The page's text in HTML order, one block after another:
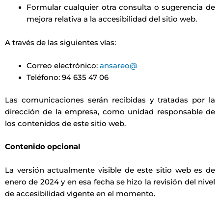
Formular cualquier otra consulta o sugerencia de
mejora relativa a la accesibilidad del sitio web.
A través de las siguientes vías:
Correo electrónico: ansareo@
Teléfono: 94 635 47 06
Las comunicaciones serán recibidas y tratadas por la
dirección de la empresa, como unidad responsable de
los contenidos de este sitio web.
Contenido opcional
La versión actualmente visible de este sitio web es de
enero de 2024 y en esa fecha se hizo la revisión del nivel
de accesibilidad vigente en el momento.